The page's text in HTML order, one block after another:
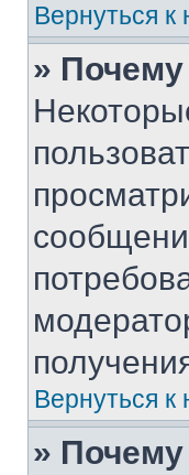
Вернуться к
»
Вернуться к
»